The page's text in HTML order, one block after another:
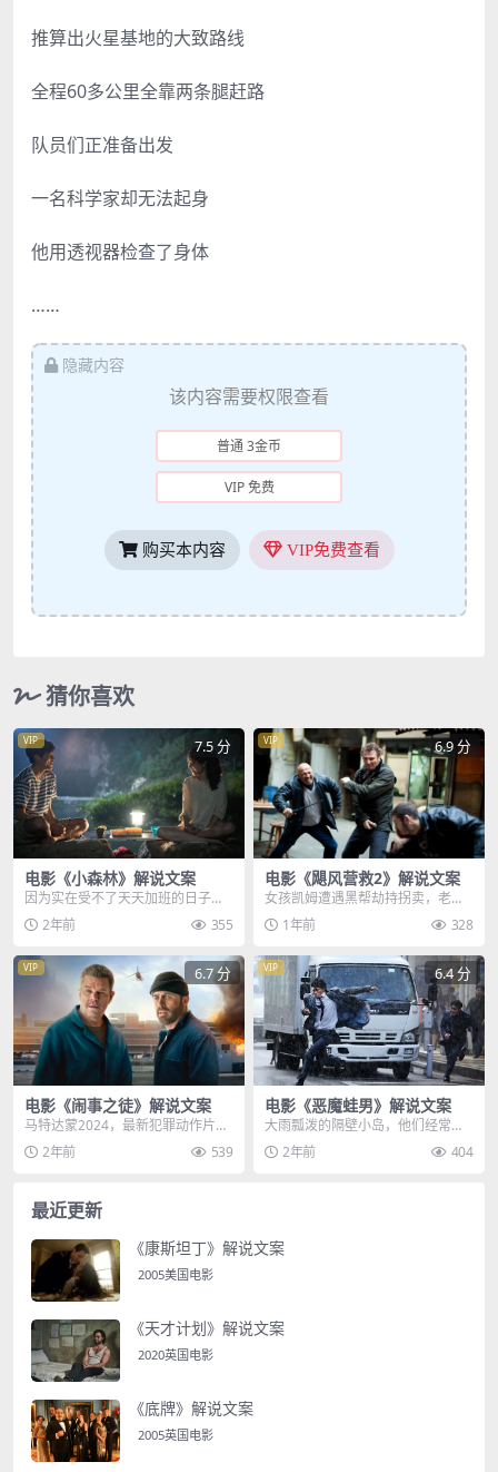
推算出火星基地的大致路线
全程60多公里全靠两条腿赶路
队员们正准备出发
一名科学家却无法起身
他用透视器检查了身体
……
隐藏内容
该内容需要权限查看
普通 3金币
VIP 免费
购买本内容 VIP免费查看
猜你喜欢
VIP 7.5 分
电影《小森林》解说文案
因为实在受不了天天加班的日子，
女孩毅然辞去了月薪03万的工作，
选择回到从小长大的...
2年前 355
VIP 6.9 分
电影《飓风营救2》解说文案
女孩凯姆遭遇黑帮劫持拐卖，老爹
布莱恩孤身一人闯入敌巢，以一己
之力，消灭了在巴黎拐...
1年前 328
VIP 6.7 分
电影《闹事之徒》解说文案
马特达蒙2024，最新犯罪动作片闹
事之徒新热上线，世界是个巨大的
草台班子，洗碗工...
2年前 539
VIP 6.4 分
电影《恶魔蛙男》解说文案
大雨瓢泼的隔壁小岛，他们经常得
不到安宁，在一处偏僻的隧道内，
一具血肉模糊的女尸，...
2年前 404
最近更新
《康斯坦丁》解说文案
2005美国电影
《天才计划》解说文案
2020英国电影
《底牌》解说文案
2005英国电影